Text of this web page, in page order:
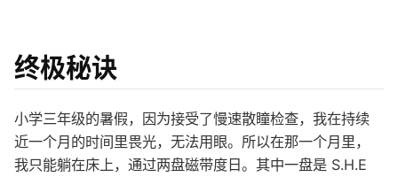
终极秘诀
小学三年级的暑假，因为接受了慢速散瞳检查，我在持续
近一个月的时间里畏光，无法用眼。所以在那一个月里，
我只能躺在床上，通过两盘磁带度日。其中一盘是 S.H.E